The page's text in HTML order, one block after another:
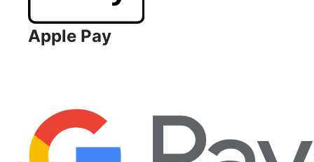
Apple Pay